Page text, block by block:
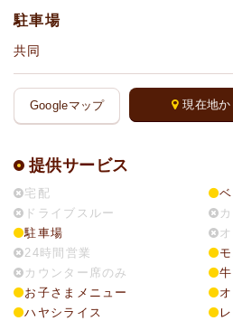
駐車場
共同
Googleマップ 現在地
提供サービス
宅配
ドライブスルー
駐車場
24時間営業
カウンター席のみ
お子さまメニュー
ハヤシライス